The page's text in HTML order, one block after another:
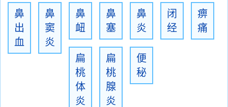
鼻
出
血
鼻
窦
炎
鼻
衄
鼻
塞
鼻
炎
闭
经
痹
痛
扁
桃
体
炎
扁
桃
腺
炎
便
秘